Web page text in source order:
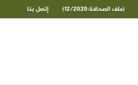
(ملف الصحافة:12/2020) إتصل بنا